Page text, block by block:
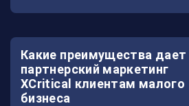
Какие преимущества дает
партнерский маркетинг
XCritical клиентам малого
бизнеса